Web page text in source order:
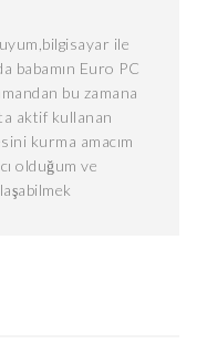
ile
babamın Euro PC
bu zamana
aktif kullanan
kurma amacım
olduğum ve